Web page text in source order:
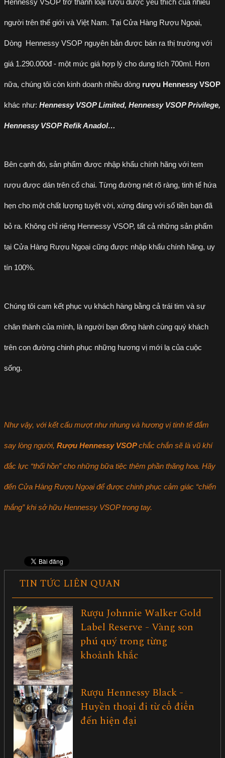
Hennessy VSOP trở thành loại rượu được yêu thích của nhiều
người trên thế giới và Việt Nam. Tại Cửa Hàng Rượu Ngoại,
Dòng Hennessy VSOP nguyên bản được bán ra thị trường với
giá 1.290.000đ - một mức giá hợp lý cho dung tích 700ml. Hơn
nữa, chúng tôi còn kinh doanh nhiều dòng rượu Hennessy VSOP
khác như: Hennessy VSOP Limited, Hennessy VSOP Privilege,
Hennessy VSOP Refik Anadol…
Bên cạnh đó, sản phẩm được nhập khẩu chính hãng với tem
rượu được dán trên cổ chai. Từng đường nét rõ ràng, tinh tế hứa
hẹn cho một chất lượng tuyệt vời, xứng đáng với số tiền bạn đã
bỏ ra. Không chỉ riêng Hennessy VSOP, tất cả những sản phẩm
tại Cửa Hàng Rượu Ngoại cũng được nhập khẩu chính hãng, uy
tín 100%.
Chúng tôi cam kết phục vụ khách hàng bằng cả trái tim và sự
chân thành của mình, là người bạn đồng hành cùng quý khách
trên con đường chinh phục những hương vị mới lạ của cuộc
sống.
Như vậy, với kết cấu mượt như nhung và hương vị tinh tế đắm
say lòng người, Rượu Hennessy VSOPchắc chắn sẽ là vũ khí
đắc lực “thổi hồn” cho những bữa tiệc thêm phần thăng hoa. Hãy
đến Cửa Hàng Rượu Ngoại để được chinh phục cảm giác “chiến
thắng” khi sở hữu Hennessy VSOP trong tay.
TIN TỨC LIÊN QUAN
Rượu Johnnie Walker Gold
Label Reserve - Vàng son
phú quý trong từng
khoảnh khắc
Rượu Hennessy Black -
Huyền thoại đi từ cổ điển
đến hiện đại